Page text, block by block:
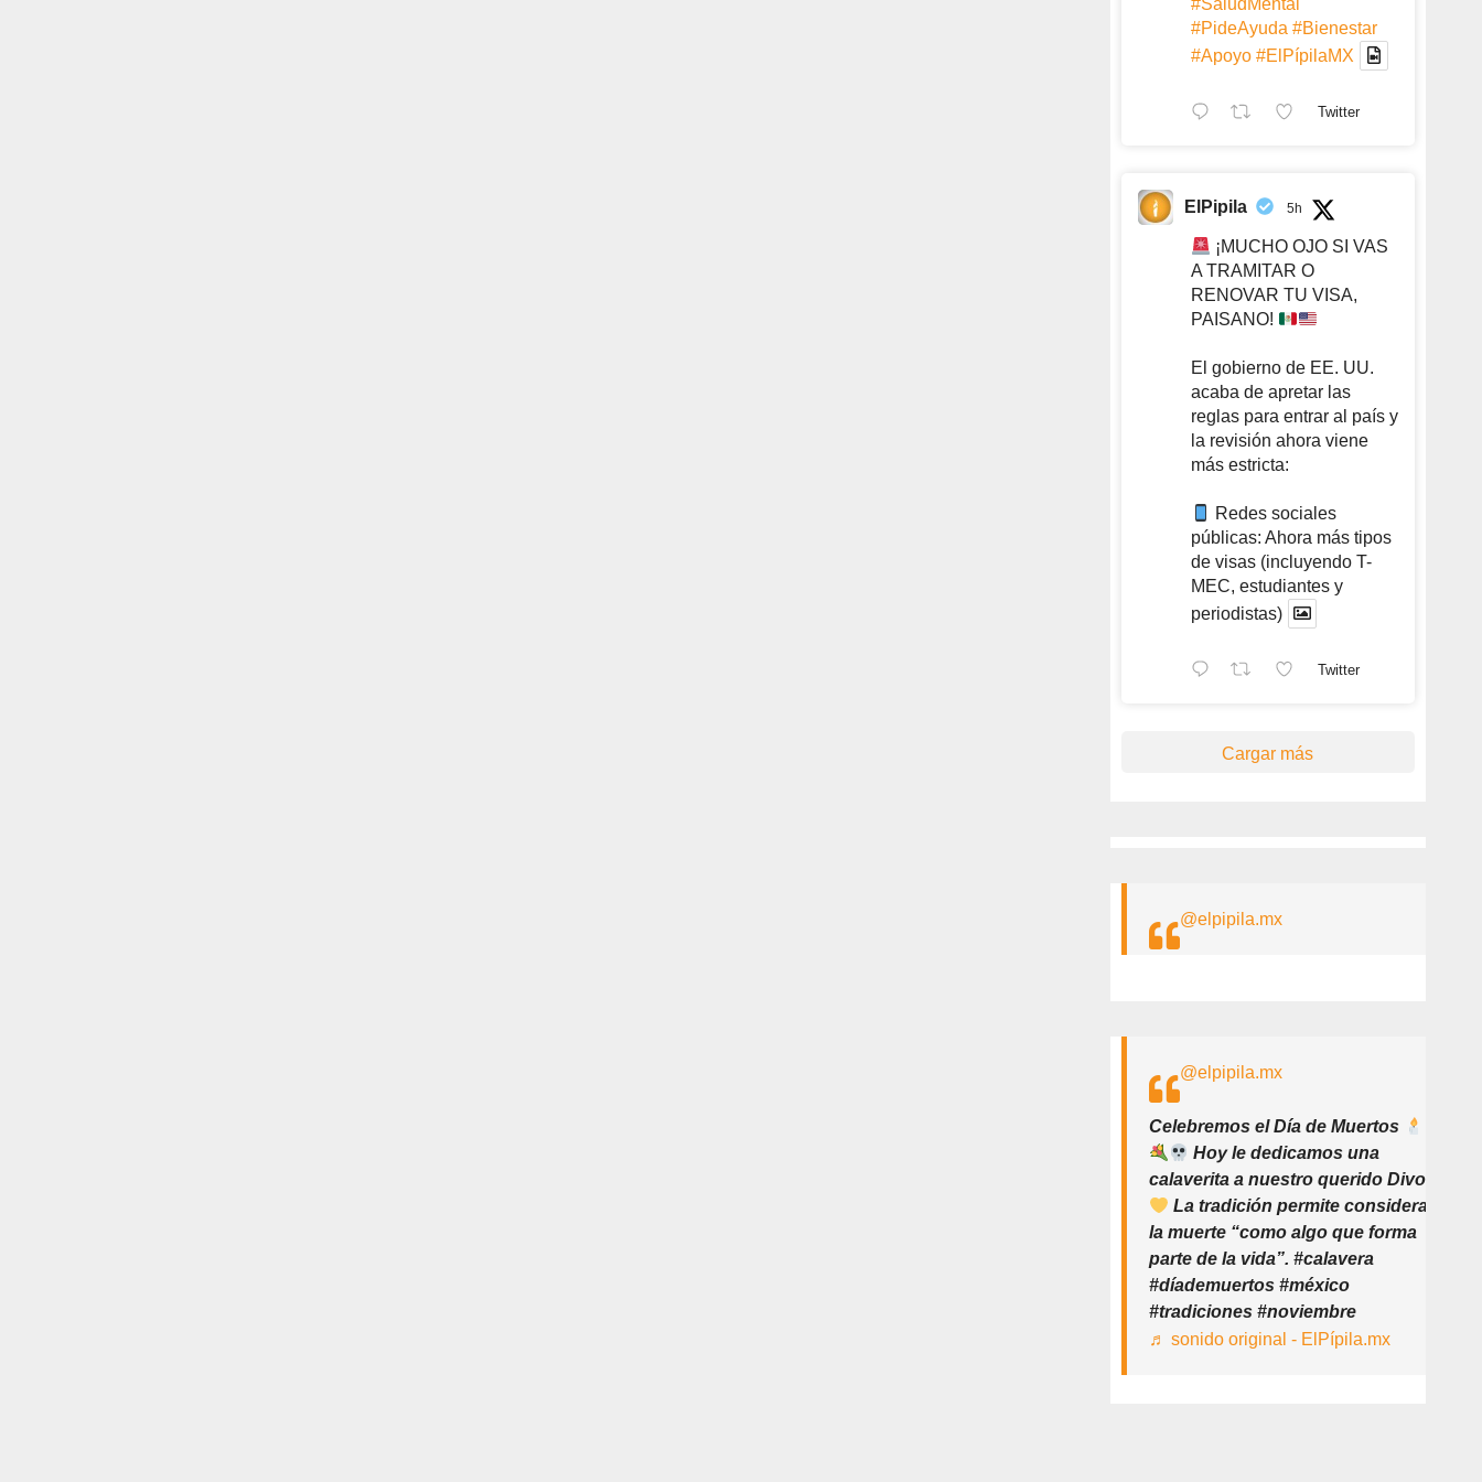
#SaludMental
#PideAyuda #Bienestar
#Apoyo #ElPípilaMX
Twitter
ElPipila 5h
¡MUCHO OJO SI VAS
A TRAMITAR O
RENOVAR TU VISA,
PAISANO!
El gobierno de EE. UU.
acaba de apretar las
reglas para entrar al país y
la revisión ahora viene
más estricta:
Redes sociales
públicas: Ahora más tipos
de visas (incluyendo T-
MEC, estudiantes y
periodistas)
Twitter
Cargar más
@elpipila.mx
@elpipila.mx
Celebremos el Día de Muertos
Hoy le dedicamos una
calaverita a nuestro querido Divo
La tradición permite considerar
la muerte “como algo que forma
parte de la vida”. #calavera
#díademuertos #méxico
#tradiciones #noviembre
♬ sonido original - ElPípila.mx